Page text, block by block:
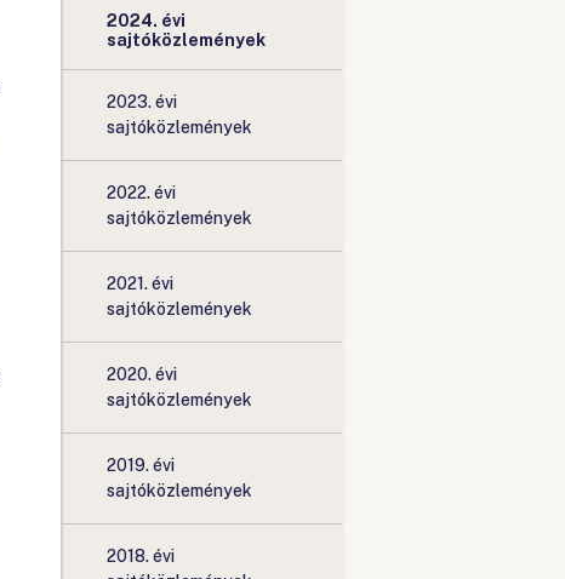
2024. évi
sajtóközlemények
2023. évi
sajtóközlemények
2022. évi
sajtóközlemények
2021. évi
sajtóközlemények
2020. évi
sajtóközlemények
2019. évi
sajtóközlemények
2018. évi